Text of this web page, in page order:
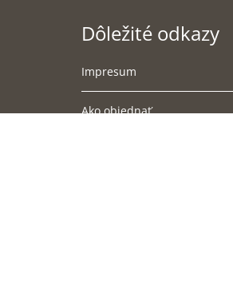
Dôležité odkazy
Impresum
Ako objednať